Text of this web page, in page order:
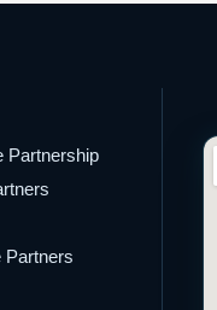
Partnership
Partners